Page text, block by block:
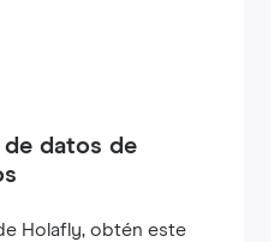
de datos de
Holafly, obtén este